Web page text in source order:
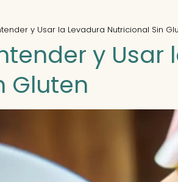
y Usar la Levadura Nutricional Sin
y Usar
Gluten